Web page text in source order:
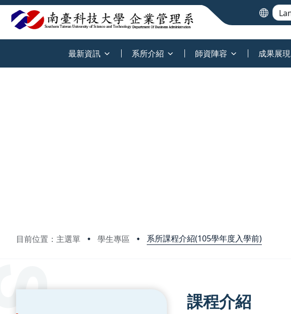
最新資訊 系所介紹 師資陣容 成果展現
目前位置：主選單 學生專區 系所課程介紹(105學年度入學前)
:::
課程介紹